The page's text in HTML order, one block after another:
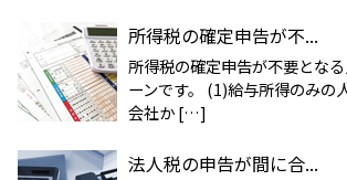
所得税の確定申告が不...
所得税の確定申告が不要とな
ーンです。 (1)給与所得のみの
会社か […]
法人税の申告が間に合...